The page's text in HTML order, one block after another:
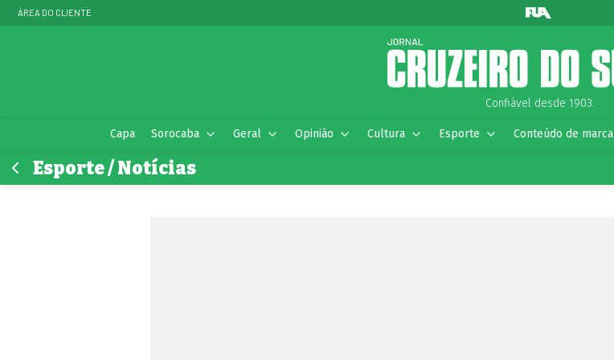
ÁREA DO CLIENTE
Confiável desde 1903.
Capa Sorocaba Geral Opinião Cultura Esporte Conteúdo de marca
Esporte / Notícias